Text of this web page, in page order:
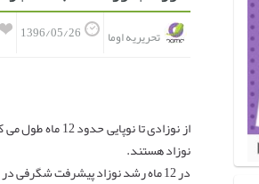
1396/05/26 تحریریه اوما
از نوزادی تا
نوزاد هستند.
در 12 ماه رشد نوزاد پیشرفت